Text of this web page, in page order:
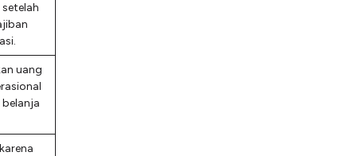
uang